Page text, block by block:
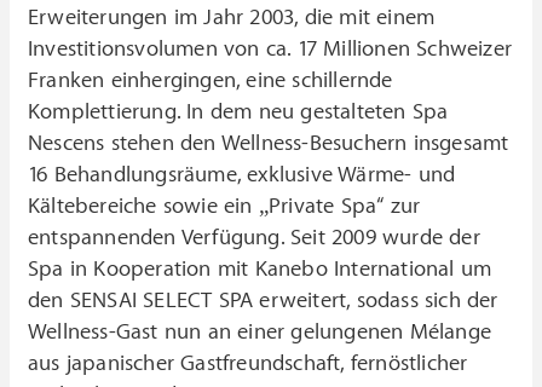
Erweiterungen im Jahr 2003, die mit einem
Investitionsvolumen von ca. 17 Millionen Schweizer
Franken einhergingen, eine schillernde
Komplettierung. In dem neu gestalteten Spa
Nescens stehen den Wellness-Besuchern insgesamt
16 Behandlungsräume, exklusive Wärme- und
Kältebereiche sowie ein „Private Spa“ zur
entspannenden Verfügung. Seit 2009 wurde der
Spa in Kooperation mit Kanebo International um
den SENSAI SELECT SPA erweitert, sodass sich der
Wellness-Gast nun an einer gelungenen Mélange
aus japanischer Gastfreundschaft, fernöstlicher